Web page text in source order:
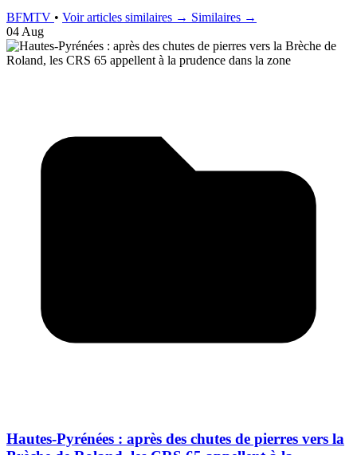
BFMTV • Voir articles similaires → Similaires →
04 Aug
Hautes-Pyrénées : après des chutes de pierres vers la